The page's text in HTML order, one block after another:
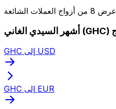
عرض 8 من أزواج العملات الشائعة
GHC إلى USD
GHC إلى EUR